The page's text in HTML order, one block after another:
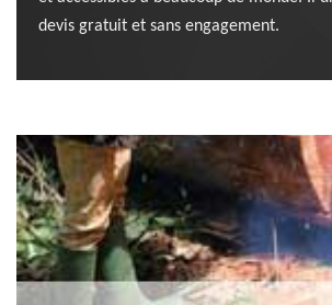
devis gratuit et sans engagement.